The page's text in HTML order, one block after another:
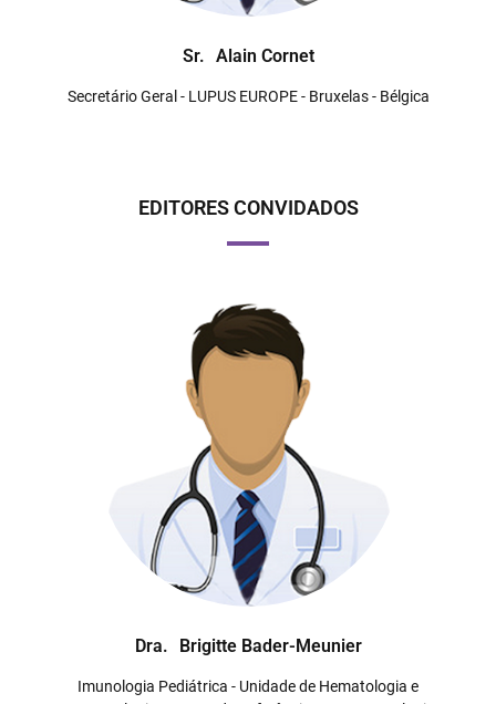
Sr. Alain Cornet
Secretário Geral - LUPUS EUROPE - Bruxelas - Bélgica
EDITORES CONVIDADOS
Dra. Brigitte Bader-Meunier
Imunologia Pediátrica - Unidade de Hematologia e